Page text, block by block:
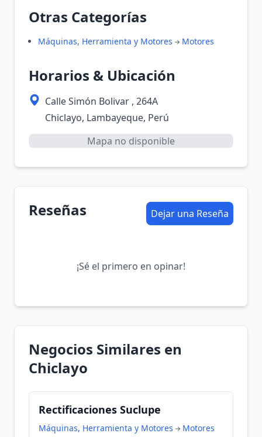
Otras Categorías
Máquinas, Herramienta y Motores Motores
Horarios & Ubicación
Calle Simón Bolivar , 264A
Chiclayo, Lambayeque, Perú
Mapa no disponible
Reseñas Dejar una Reseña
¡Sé el primero en opinar!
Negocios Similares en
Chiclayo
Rectificaciones Suclupe
Máquinas, Herramienta y Motores
Motores